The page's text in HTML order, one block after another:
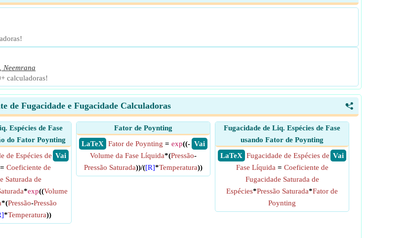
Neemrana
calculadoras!
<
de Fugacidade e Fugacidade Calculadoras
Espécies de Fase
do Fator Poynting
​ Vai
de Espécies de
= Coeficiente de
Saturada de
*exp((Volume
*(Pressão-Pressão
*Temperatura))
Fator de Poynting
​ LaTeX
​ Vai
Fator de Poynting = exp((-
Volume da Fase Líquida*(Pressão-
Pressão Saturada))/([R]*Temperatura))
Fugacidade de Liq. Espécies de Fase
usando Fator de Poynting
​ LaTeX
​ Vai
Fugacidade de Espécies de
Fase Líquida = Coeficiente de
Fugacidade Saturada de
Espécies*Pressão Saturada*Fator de
Poynting